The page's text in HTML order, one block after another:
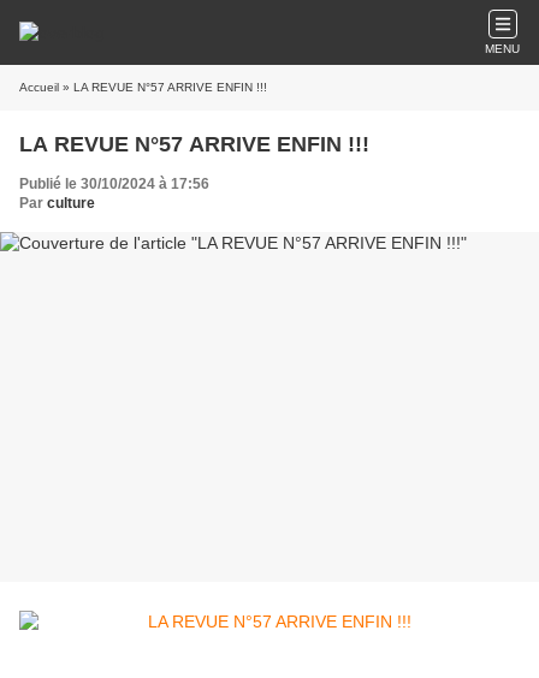
MENU
Accueil » LA REVUE N°57 ARRIVE ENFIN !!!
LA REVUE N°57 ARRIVE ENFIN !!!
Publié le 30/10/2024 à 17:56
Par culture